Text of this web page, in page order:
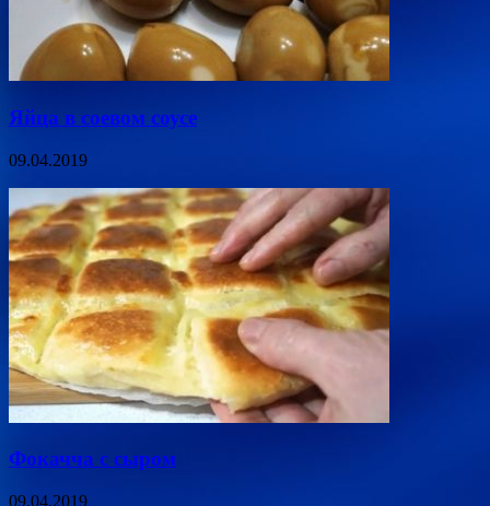
Яйца в соевом соусе
09.04.2019
Фокачча с сыром
09.04.2019